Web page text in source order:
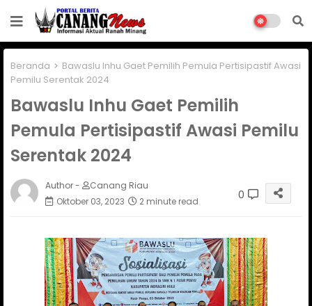
Beranda
Bawaslu Inhu Gaet Pemilih Pemula Pertisipastif Awasi
Pemilu Serentak 2024
Bawaslu Inhu Gaet Pemilih
Pemula Pertisipastif Awasi Pemilu
Serentak 2024
Author -
Canang Riau
Oktober 03, 2023
2 minute read 0